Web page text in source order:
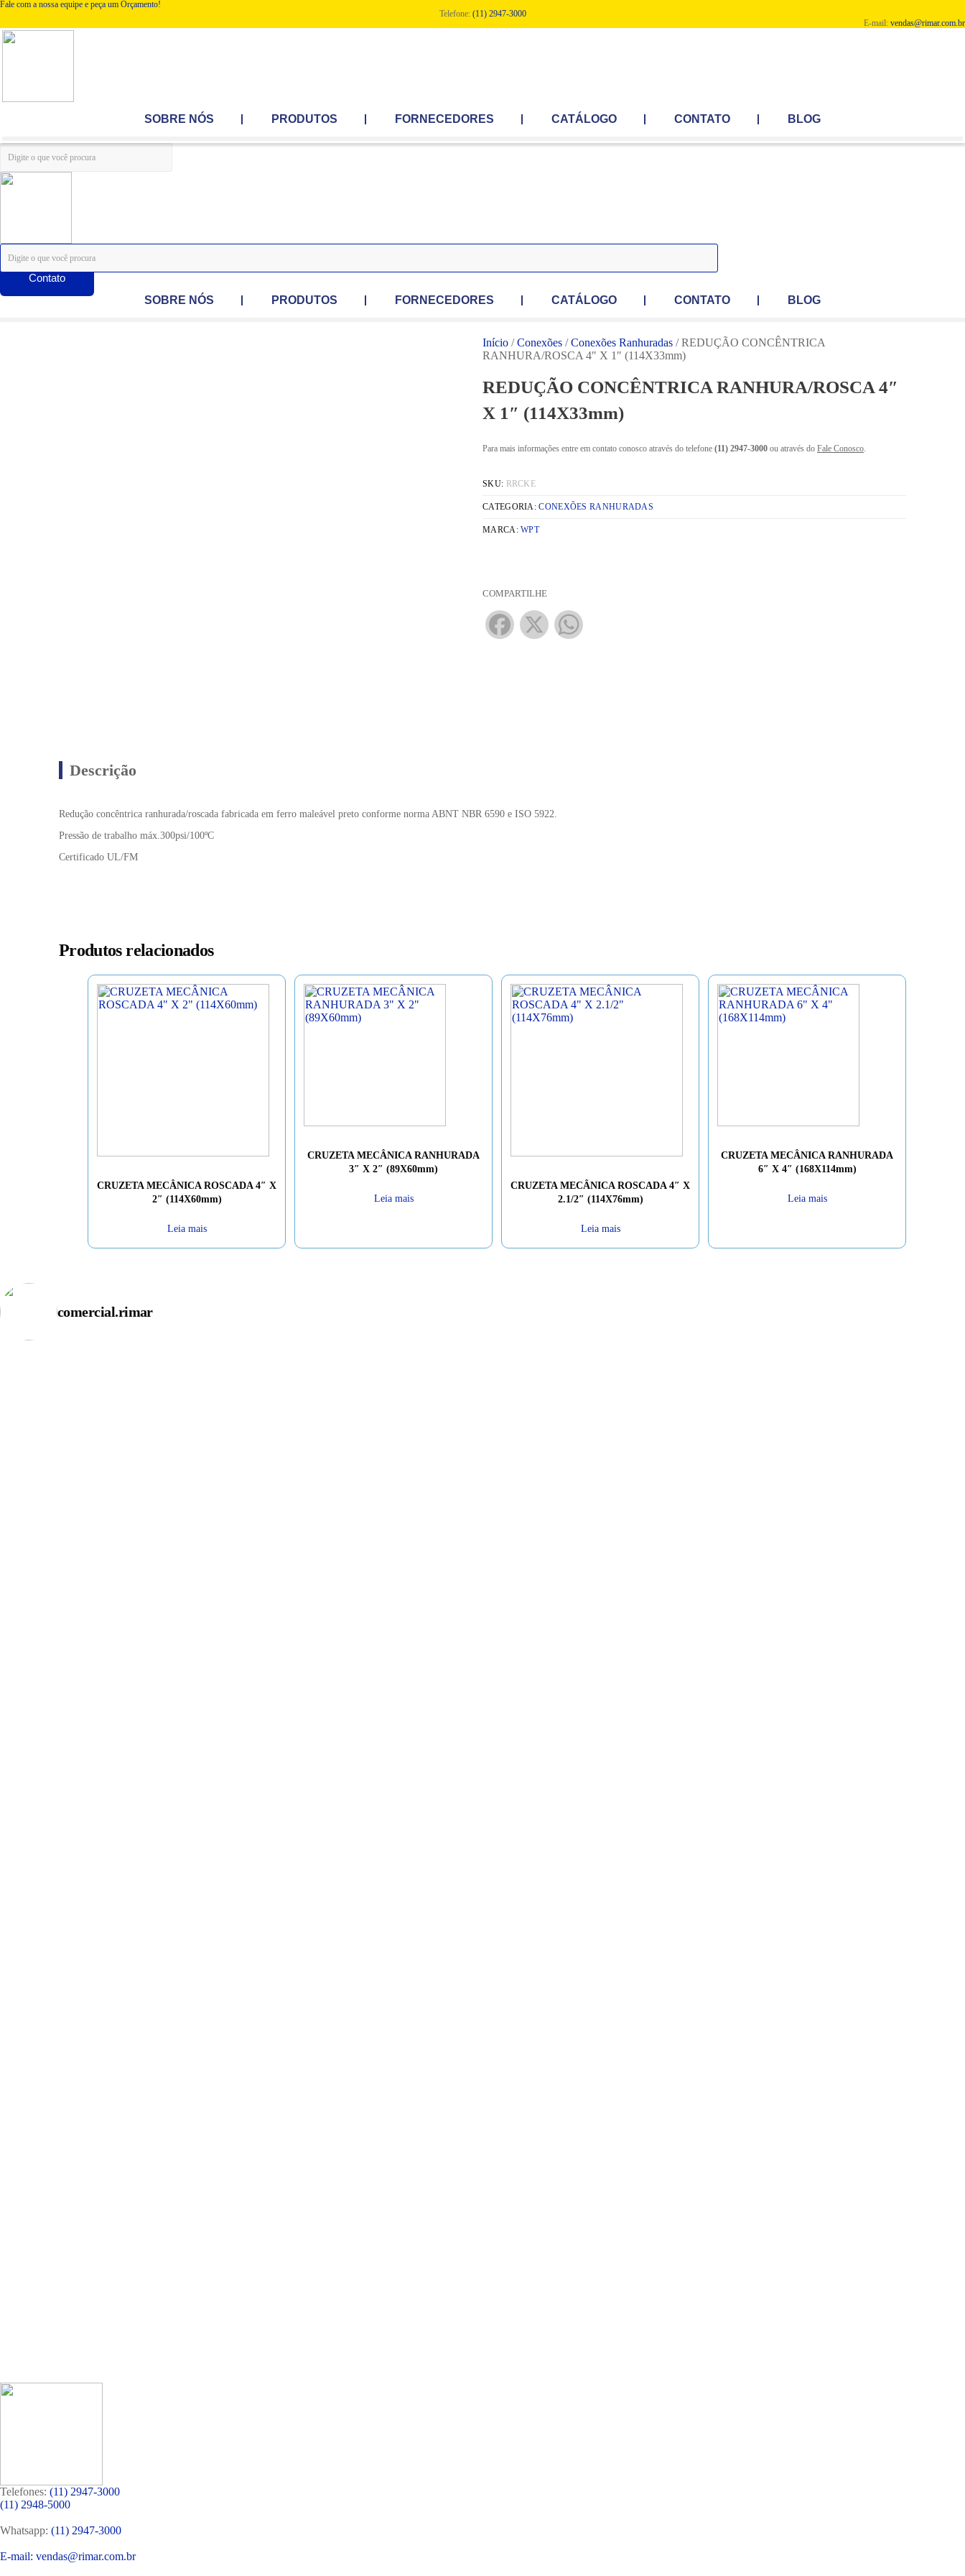
Fale com a nossa equipe e peça um Orçamento!
Telefone: (11) 2947-3000
E-mail: vendas@rimar.com.br
SOBRE NÓS PRODUTOS FORNECEDORES CATÁLOGO CONTATO BLOG
Contato
SOBRE NÓS
PRODUTOS FORNECEDORES CATÁLOGO CONTATO BLOG
Início /Conexões /Conexões Ranhuradas / REDUÇÃO CONCÊNTRICA
RANHURA/ROSCA 4″ X 1″ (114X33mm)
REDUÇÃO CONCÊNTRICA RANHURA/ROSCA 4″
X 1″ (114X33mm)
Para mais informações entre em contato conosco através do telefone (11) 2947-3000 ou através do Fale Conosco
SKU: RRCKE
CATEGORIA:CONEXÕES RANHURADAS
MARCA:WPT
COMPARTILHE
FacebookX
Descrição
Redução concêntrica ranhurada/roscada fabricada em ferro maleável preto conforme norma ABNT NBR 6590 e ISO 5922.
Pressão de trabalho máx.300psi/100ºC
Certificado UL/FM
Produtos relacionados
CRUZETA MECÂNICA ROSCADA 4″ X
2″ (114X60mm)
Leia mais
CRUZETA MECÂNICA RANHURADA
3″ X 2″ (89X60mm)
Leia mais
CRUZETA MECÂNICA ROSCADA 4″ X
2.1/2″ (114X76mm)
Leia mais
CRUZETA MECÂNICA RANHURADA
6″ X 4″ (168X114mm)
Leia mais
comercial.rimar
Telefones: (11) 2947-3000
(11) 2948-5000
Whatsapp: (11) 2947-3000
E-mail: vendas@rimar.com.br